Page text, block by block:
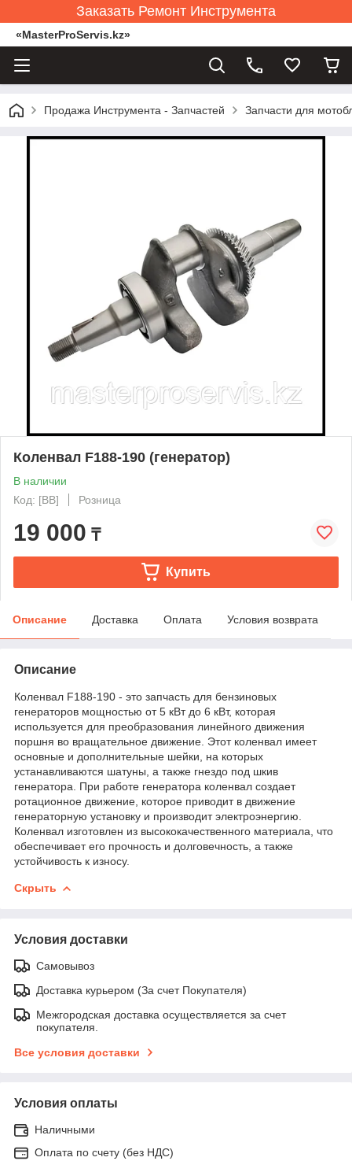
Заказать Ремонт Инструмента
«MasterProServis.kz»
Продажа Инструмента - Запчастей Запчасти для
Коленвал F188-190 (генератор)
В наличии
Код: [BB]
Розница
19 000 ₸
Купить
Описание Доставка Оплата Условия возврата
Описание
Коленвал F188-190 - это запчасть для бензиновых
генераторов мощностью от 5 кВт до 6 кВт, которая
используется для преобразования линейного движения
поршня во вращательное движение. Этот коленвал имеет
основные и дополнительные шейки, на которых
устанавливаются шатуны, а также гнездо под шкив
генератора. При работе генератора коленвал создает
ротационное движение, которое приводит в движение
генераторную установку и производит электроэнергию.
Коленвал изготовлен из высококачественного материала, что
обеспечивает его прочность и долговечность, а также
устойчивость к износу.
Скрыть
Условия доставки
Самовывоз
Доставка курьером (За счет Покупателя)
Межгородская доставка осуществляется за счет
покупателя.
Все условия доставки
Условия оплаты
Наличными
Оплата по счету (без НДС)